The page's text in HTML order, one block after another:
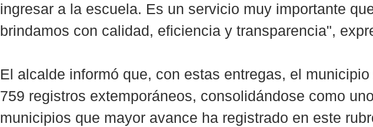
ingresar a la escuela. Es un servicio muy importante
brindamos con calidad, eficiencia y transparencia",
El alcalde informó que, con estas entregas, el
759 registros extemporáneos, consolidándose como
municipios que mayor avance ha registrado en este